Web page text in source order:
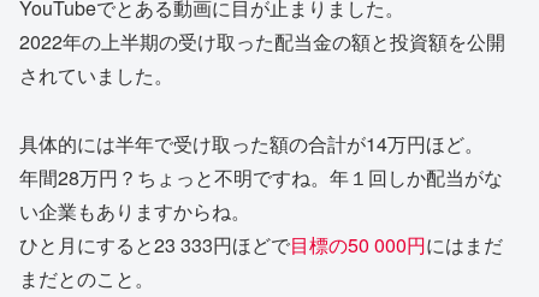
YouTubeでとある動画に目が止まりました。
2022年の上半期の受け取った配当金の額と投資額を公開
されていました。
具体的には半年で受け取った額の合計が14万円ほど。
年間28万円？ちょっと不明ですね。年１回しか配当がな
い企業もありますからね。
ひと月にすると23 333円ほどで目標の50 000円にはまだ
まだとのこと。